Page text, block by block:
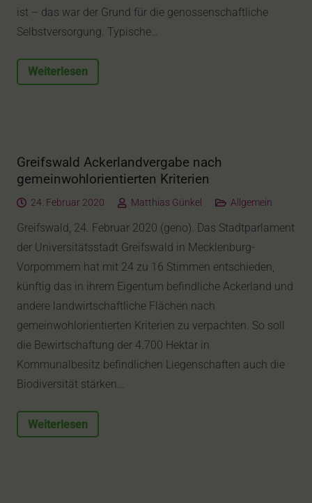
ist – das war der Grund für die genossenschaftliche
Selbstversorgung. Typische…
Weiterlesen
Greifswald Ackerlandvergabe nach
gemeinwohlorientierten Kriterien
24. Februar 2020 Matthias Günkel Allgemein
Greifswald, 24. Februar 2020 (geno). Das Stadtparlament
der Universitätsstadt Greifswald in Mecklenburg-
Vorpommern hat mit 24 zu 16 Stimmen entschieden,
künftig das in ihrem Eigentum befindliche Ackerland und
andere landwirtschaftliche Flächen nach
gemeinwohlorientierten Kriterien zu verpachten. So soll
die Bewirtschaftung der 4.700 Hektar in
Kommunalbesitz befindlichen Liegenschaften auch die
Biodiversität stärken…
Weiterlesen